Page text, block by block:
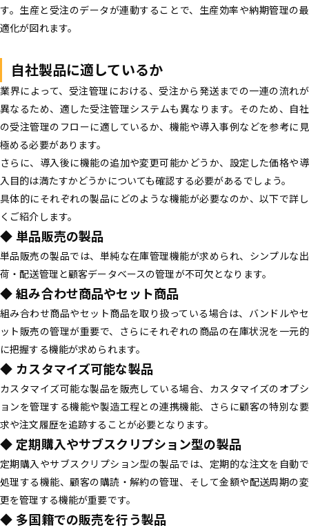
す。生産と受注のデータが連動することで、生産効率や納期管理の最
適化が図れます。
自社製品に適しているか
業界によって、受注管理における、受注から発送までの一連の流れが
異なるため、適した受注管理システムも異なります。そのため、自社
の受注管理のフローに適しているか、機能や導入事例などを参考に見
極める必要があります。
さらに、導入後に機能の追加や変更可能かどうか、設定した価格や導
入目的は満たすかどうかについても確認する必要があるでしょう。
具体的にそれぞれの製品にどのような機能が必要なのか、以下で詳し
くご紹介します。
◆ 単品販売の製品
単品販売の製品では、単純な在庫管理機能が求められ、シンプルな出
荷・配送管理と顧客データベースの管理が不可欠となります。
◆ 組み合わせ商品やセット商品
組み合わせ商品やセット商品を取り扱っている場合は、バンドルやセ
ット販売の管理が重要で、さらにそれぞれの商品の在庫状況を一元的
に把握する機能が求められます。
◆ カスタマイズ可能な製品
カスタマイズ可能な製品を販売している場合、カスタマイズのオプシ
ョンを管理する機能や製造工程との連携機能、さらに顧客の特別な要
求や注文履歴を追跡することが必要となります。
◆ 定期購入やサブスクリプション型の製品
定期購入やサブスクリプション型の製品では、定期的な注文を自動で
処理する機能、顧客の購読・解約の管理、そして金額や配送周期の変
更を管理する機能が重要です。
◆ 多国籍での販売を行う製品